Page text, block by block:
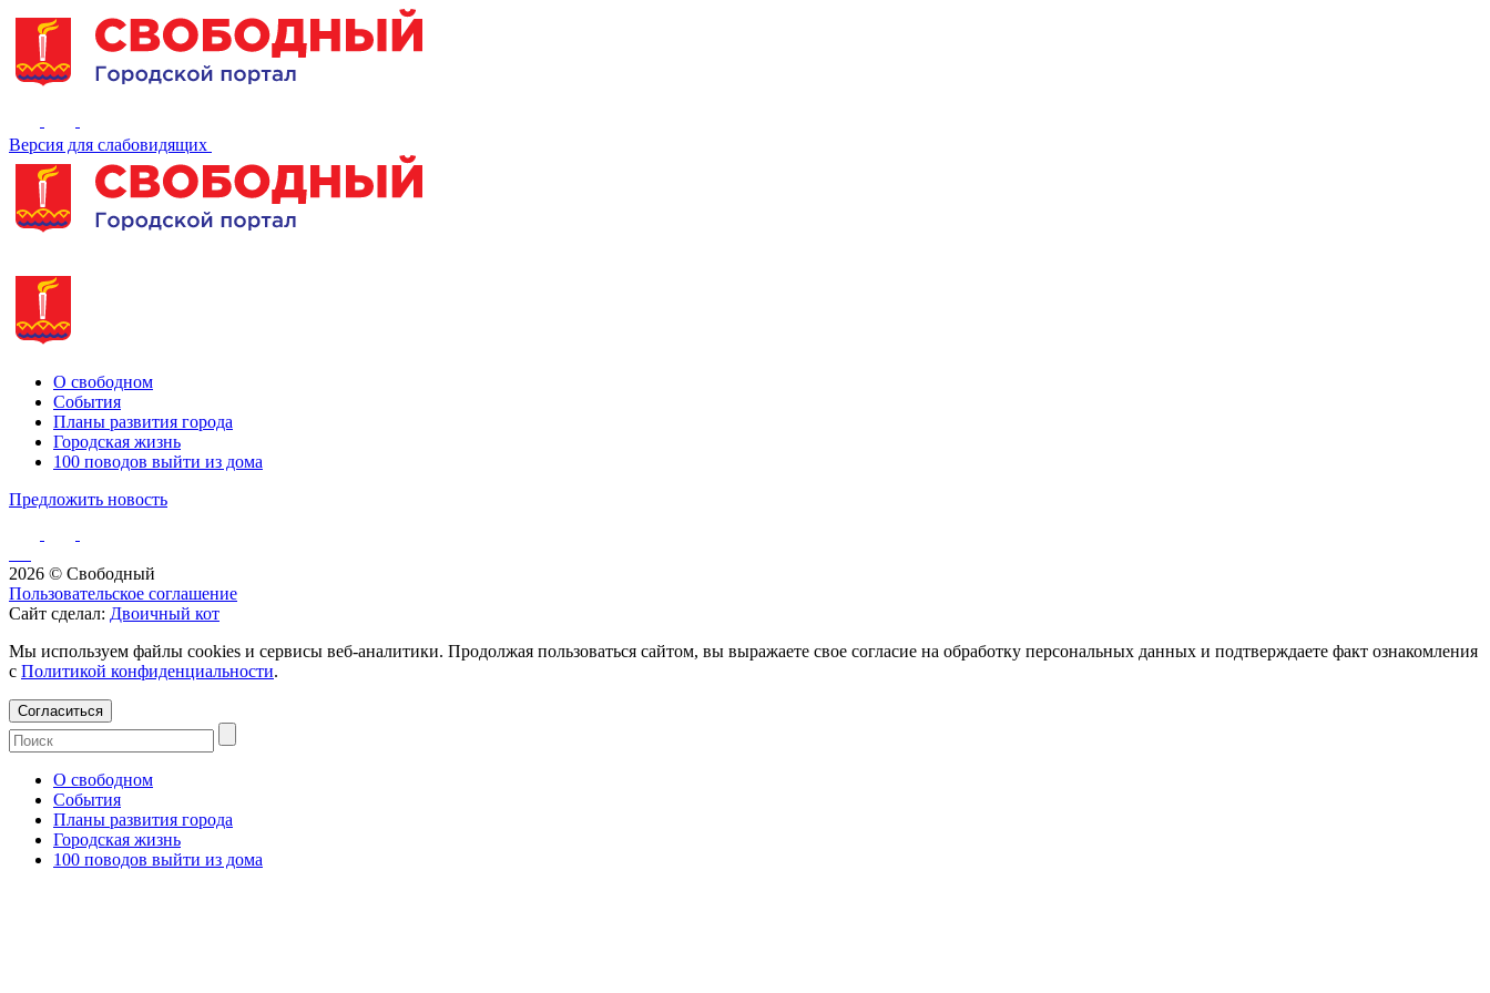
Версия для слабовидящих
О свободном
События
Планы развития города
Городская жизнь
100 поводов выйти из дома
Предложить новость
2026 © Свободный
Пользовательское соглашение
Сайт сделал: Двоичный кот
Мы используем файлы cookies и сервисы веб-аналитики. Продолжая пользоваться сайтом, вы выражаете свое согласие на обработку персональных данных и подтверждаете факт ознакомления
с Политикой конфиденциальности.
Согласиться
О свободном
События
Планы развития города
Городская жизнь
100 поводов выйти из дома